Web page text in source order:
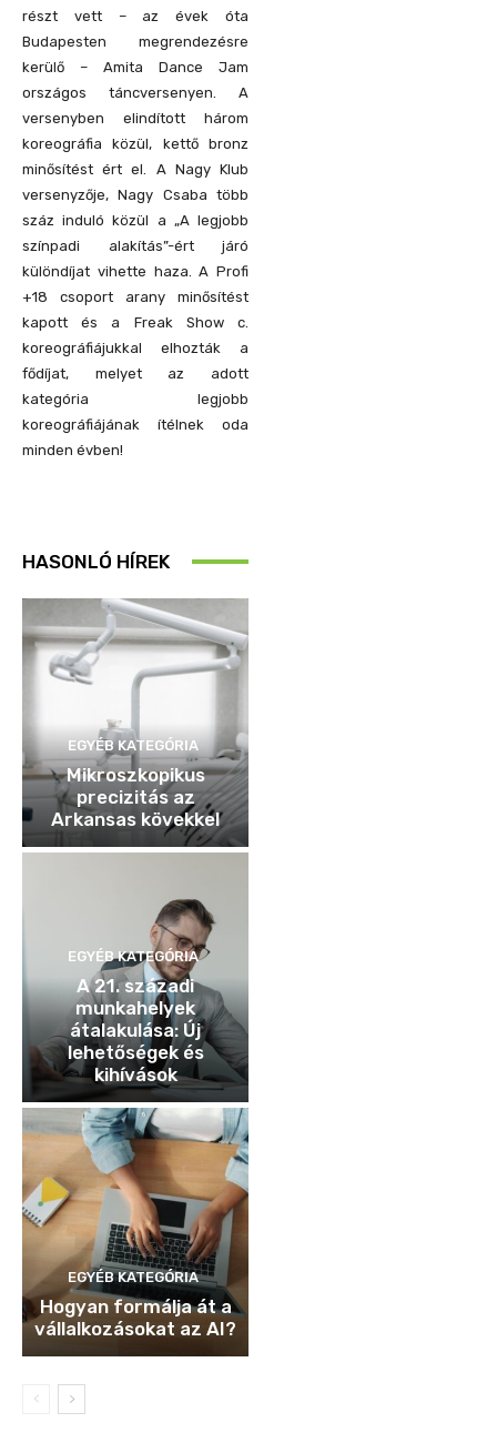
részt vett – az évek óta
Budapesten megrendezésre
kerülő – Amita Dance Jam
országos táncversenyen. A
versenyben elindított három
koreográfia közül, kettő bronz
minősítést ért el. A Nagy Klub
versenyzője, Nagy Csaba több
száz induló közül a „A legjobb
színpadi alakítás”-ért járó
különdíjat vihette haza. A Profi
+18 csoport arany minősítést
kapott és a Freak Show c.
koreográfiájukkal elhozták a
fődíjat, melyet az adott
kategória legjobb
koreográfiájának ítélnek oda
minden évben!
HASONLÓ HÍREK
EGYÉB KATEGÓRIA
Mikroszkopikus
precizitás az
Arkansas kövekkel
EGYÉB KATEGÓRIA
A 21. századi
munkahelyek
átalakulása: Új
lehetőségek és
kihívások
EGYÉB KATEGÓRIA
Hogyan formálja át a
vállalkozásokat az AI?